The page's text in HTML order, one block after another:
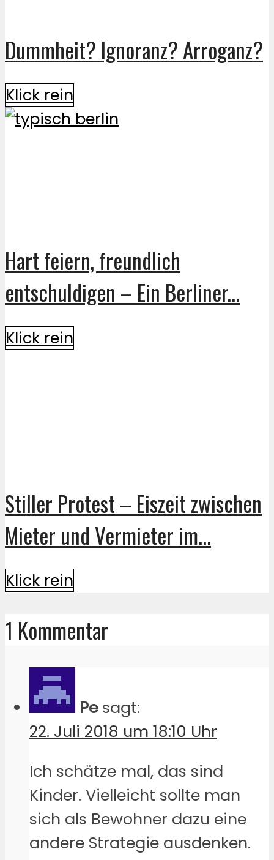
Dummheit? Ignoranz? Arroganz?
Klick rein
Hart feiern, freundlich
entschuldigen – Ein Berliner...
Klick rein
Stiller Protest – Eiszeit zwischen
Mieter und Vermieter im...
Klick rein
1 Kommentar
Pe sagt:
22. Juli 2018 um 18:10 Uhr
Ich schätze mal, das sind
Kinder. Vielleicht sollte man
sich als Bewohner dazu eine
andere Strategie ausdenken.